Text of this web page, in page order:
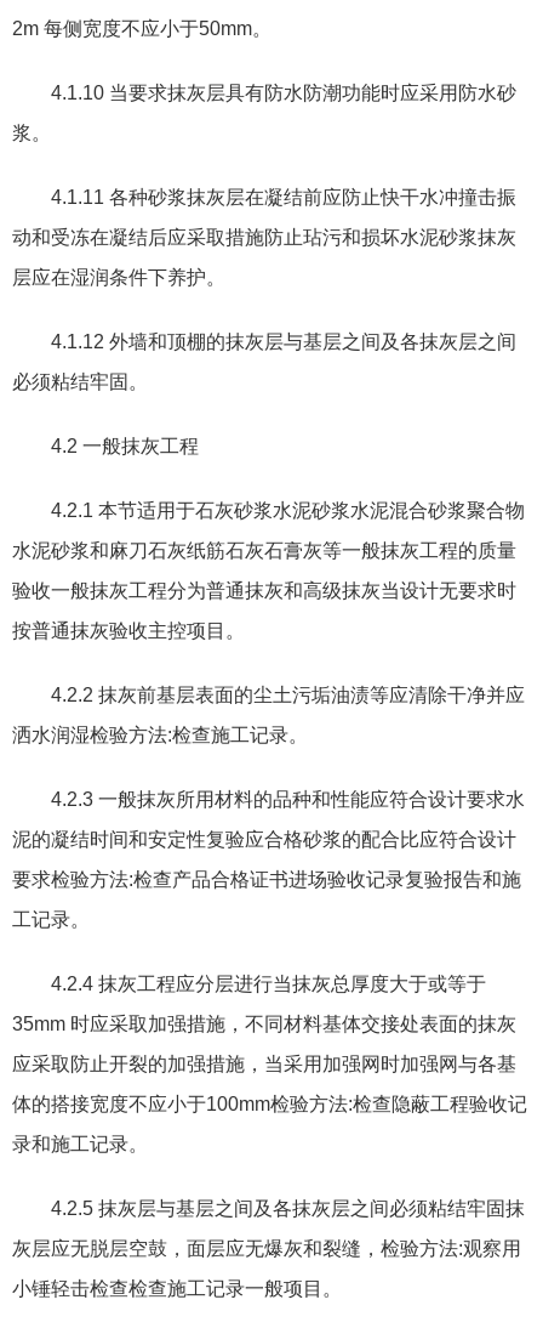
2m 每侧宽度不应小于50mm。
4.1.10 当要求抹灰层具有防水防潮功能时应采用防水砂
浆。
4.1.11 各种砂浆抹灰层在凝结前应防止快干水冲撞击振
动和受冻在凝结后应采取措施防止玷污和损坏水泥砂浆抹灰
层应在湿润条件下养护。
4.1.12 外墙和顶棚的抹灰层与基层之间及各抹灰层之间
必须粘结牢固。
4.2 一般抹灰工程
4.2.1 本节适用于石灰砂浆水泥砂浆水泥混合砂浆聚合物
水泥砂浆和麻刀石灰纸筋石灰石膏灰等一般抹灰工程的质量
验收一般抹灰工程分为普通抹灰和高级抹灰当设计无要求时
按普通抹灰验收主控项目。
4.2.2 抹灰前基层表面的尘土污垢油渍等应清除干净并应
洒水润湿检验方法:检查施工记录。
4.2.3 一般抹灰所用材料的品种和性能应符合设计要求水
泥的凝结时间和安定性复验应合格砂浆的配合比应符合设计
要求检验方法:检查产品合格证书进场验收记录复验报告和施
工记录。
4.2.4 抹灰工程应分层进行当抹灰总厚度大于或等于
35mm 时应采取加强措施 ， 不同材料基体交接处表面的抹灰
应采取防止开裂的加强措施 ， 当采用加强网时加强网与各基
体的搭接宽度不应小于100mm检验方法:检查隐蔽工程验收记
录和施工记录。
4.2.5 抹灰层与基层之间及各抹灰层之间必须粘结牢固抹
灰层应无脱层空鼓 ， 面层应无爆灰和裂缝 ， 检验方法:观察用
小锤轻击检查检查施工记录一般项目。